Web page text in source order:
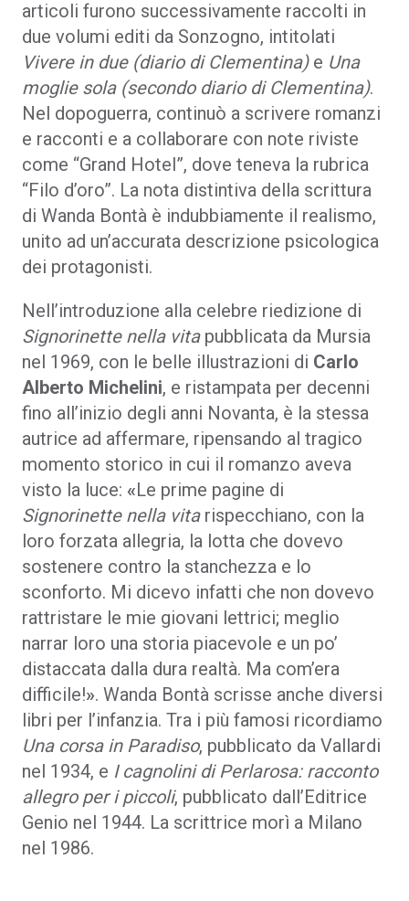
articoli furono successivamente raccolti in
due volumi editi da Sonzogno, intitolati
Vivere in due (diario di Clementina)e Una
moglie sola (secondo diario di Clementina).
Nel dopoguerra, continuò a scrivere romanzi
e racconti e a collaborare con note riviste
come “Grand Hotel”, dove teneva la rubrica
“Filo d’oro”. La nota distintiva della scrittura
di Wanda Bontà è indubbiamente il realismo,
unito ad un’accurata descrizione psicologica
dei protagonisti.
Nell’introduzione alla celebre riedizione di
Signorinette nella vitapubblicata da Mursia
nel 1969, con le belle illustrazioni di Carlo
Alberto Michelini, e ristampata per decenni
fino all’inizio degli anni Novanta, è la stessa
autrice ad affermare, ripensando al tragico
momento storico in cui il romanzo aveva
visto la luce: «Le prime pagine di
Signorinette nella vita rispecchiano, con la
loro forzata allegria, la lotta che dovevo
sostenere contro la stanchezza e lo
sconforto. Mi dicevo infatti che non dovevo
rattristare le mie giovani lettrici; meglio
narrar loro una storia piacevole e un po’
distaccata dalla dura realtà. Ma com’era
difficile!». Wanda Bontà scrisse anche diversi
libri per l’infanzia. Tra i più famosi ricordiamo
Una corsa in Paradiso, pubblicato da Vallardi
nel 1934, e I cagnolini di Perlarosa: racconto
allegro per i piccoli, pubblicato dall’Editrice
Genio nel 1944. La scrittrice morì a Milano
nel 1986.